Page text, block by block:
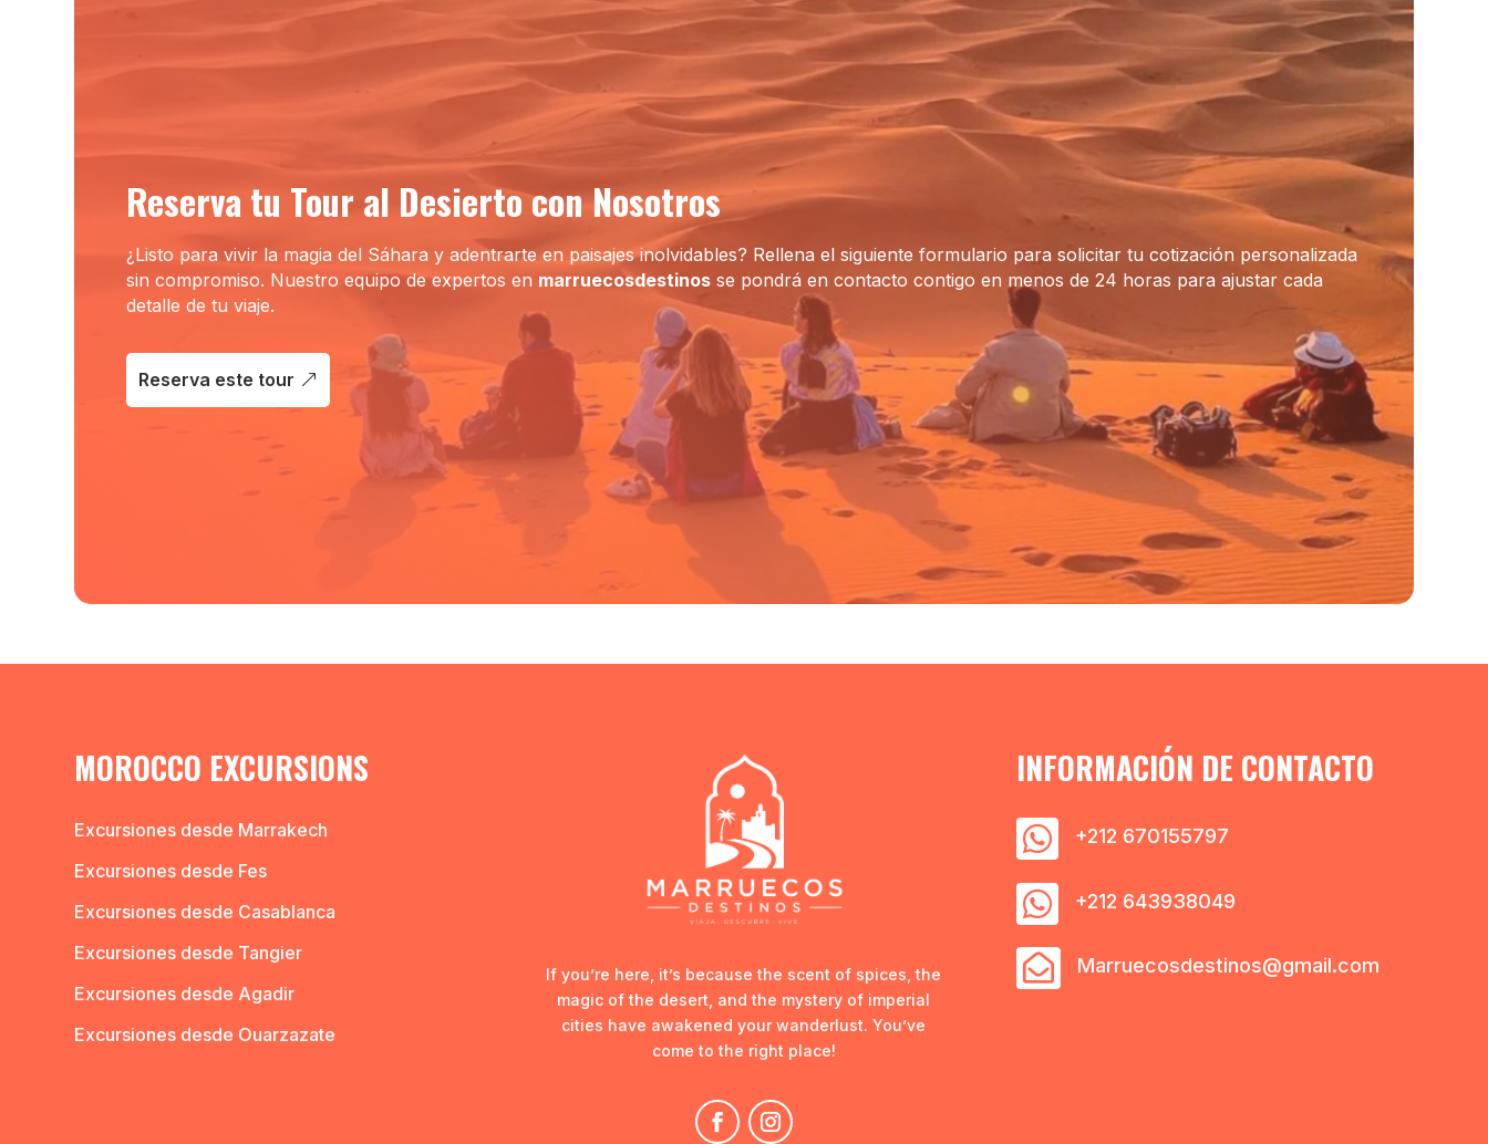
Reserva tu Tour al Desierto con Nosotros
¿Listo para vivir la magia del Sáhara y adentrarte en paisajes inolvidables? Rellena el siguiente formulario para solicitar tu cotización personalizada
sin compromiso. Nuestro equipo de expertos en marruecosdestinos se pondrá en contacto contigo en menos de 24 horas para ajustar cada
detalle de tu viaje.
Reserva este tour
MOROCCO EXCURSIONS
Excursiones desde Marrakech
Excursiones desde Fes
Excursiones desde Casablanca
Excursiones desde Tangier
Excursiones desde Agadir
Excursiones desde Ouarzazate
If you’re here, it’s because the scent of spices, the
magic of the desert, and the mystery of imperial
cities have awakened your wanderlust. You’ve
come to the right place!
INFORMACIÓN DE CONTACTO
 +212 670155797
 +212 643938049
 Marruecosdestinos@gmail.com